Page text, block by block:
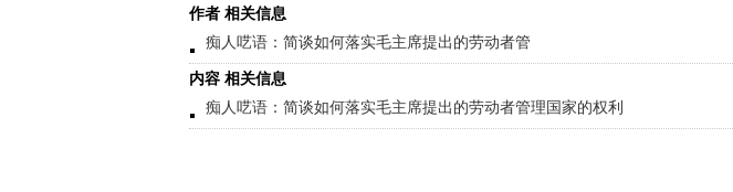
作者 相关信息
痴人呓语：简谈如何落实毛主席提出的劳动者管
内容 相关信息
痴人呓语：简谈如何落实毛主席提出的劳动者管理国家的权利